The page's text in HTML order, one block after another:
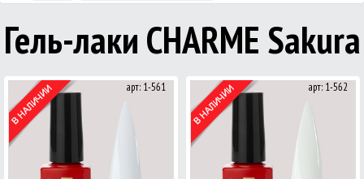
Гель-лаки CHARMЕ Sakura
арт: 1-561 арт: 1-562